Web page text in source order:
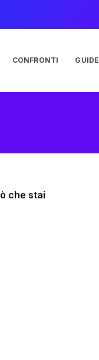
CONFRONTI GUIDE
che stai